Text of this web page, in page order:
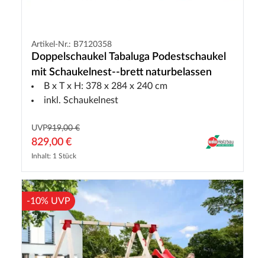
Artikel-Nr.: B7120358
Doppelschaukel Tabaluga Podestschaukel
mit Schaukelnest--brett naturbelassen
B x T x H: 378 x 284 x 240 cm
inkl. Schaukelnest
UVP919,00 €
829,00 €
Inhalt: 1 Stück
-10% UVP